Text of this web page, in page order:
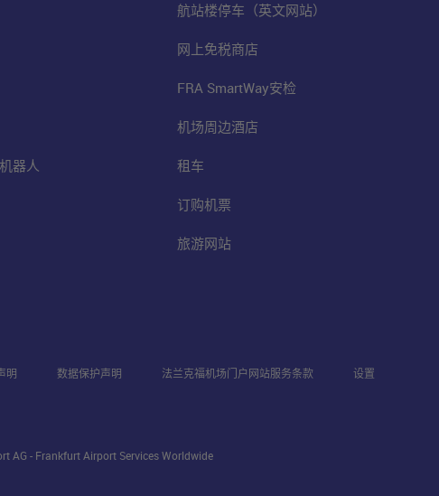
器人
航站楼停车（英文网站）
网上免税商店
FRA SmartWay安检
机场周边酒店
租车
订购机票
旅游网站
明 数据保护声明 法兰克福机场门户网站服务条款 设置
AG - Frankfurt Airport Services Worldwide